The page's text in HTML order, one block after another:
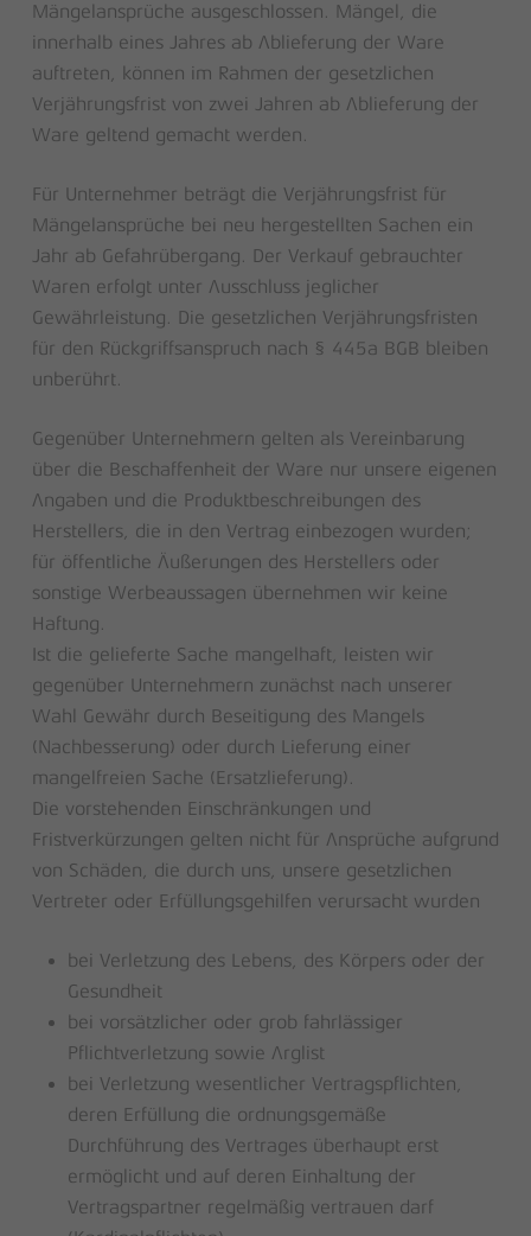
Mängelansprüche ausgeschlossen. Mängel, die
innerhalb eines Jahres ab Ablieferung der Ware
auftreten, können im Rahmen der gesetzlichen
Verjährungsfrist von zwei Jahren ab Ablieferung der
Ware geltend gemacht werden.
Für Unternehmer beträgt die Verjährungsfrist für
Mängelansprüche bei neu hergestellten Sachen ein
Jahr ab Gefahrübergang. Der Verkauf gebrauchter
Waren erfolgt unter Ausschluss jeglicher
Gewährleistung. Die gesetzlichen Verjährungsfristen
für den Rückgriffsanspruch nach § 445a BGB bleiben
unberührt.
Gegenüber Unternehmern gelten als Vereinbarung
über die Beschaffenheit der Ware nur unsere eigenen
Angaben und die Produktbeschreibungen des
Herstellers, die in den Vertrag einbezogen wurden;
für öffentliche Äußerungen des Herstellers oder
sonstige Werbeaussagen übernehmen wir keine
Haftung.
Ist die gelieferte Sache mangelhaft, leisten wir
gegenüber Unternehmern zunächst nach unserer
Wahl Gewähr durch Beseitigung des Mangels
(Nachbesserung) oder durch Lieferung einer
mangelfreien Sache (Ersatzlieferung).
Die vorstehenden Einschränkungen und
Fristverkürzungen gelten nicht für Ansprüche aufgrund
von Schäden, die durch uns, unsere gesetzlichen
Vertreter oder Erfüllungsgehilfen verursacht wurden
bei Verletzung des Lebens, des Körpers oder der
Gesundheit
bei vorsätzlicher oder grob fahrlässiger
Pflichtverletzung sowie Arglist
bei Verletzung wesentlicher Vertragspflichten,
deren Erfüllung die ordnungsgemäße
Durchführung des Vertrages überhaupt erst
ermöglicht und auf deren Einhaltung der
Vertragspartner regelmäßig vertrauen darf